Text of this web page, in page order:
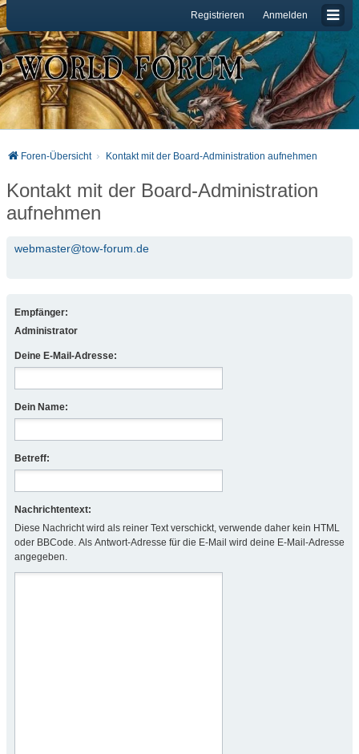
Anmelden
Registrieren
Foren-Übersicht Kontakt mit der Board-Administration aufnehmen
Kontakt mit der Board-Administration
aufnehmen
webmaster@tow-forum.de
Empfänger:
Administrator
Deine E-Mail-Adresse:
Dein Name:
Betreff:
Nachrichtentext:
Diese Nachricht wird als reiner Text verschickt, verwende daher kein HTML
oder BBCode. Als Antwort-Adresse für die E-Mail wird deine E-Mail-Adresse
angegeben.